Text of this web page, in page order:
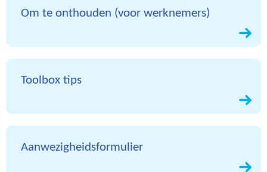
Om te onthouden (voor werknemers)
Toolbox tips
Aanwezigheidsformulier